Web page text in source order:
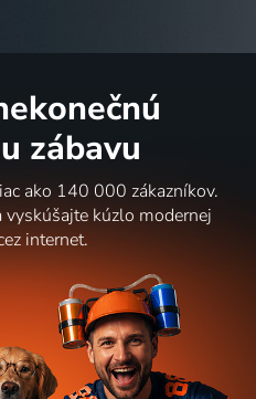
zábavu
ako 140 000 zákazníkov.
vyskúšajte kúzlo modernej
internet.